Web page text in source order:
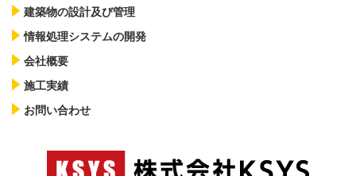
建築物の設計及び管理
情報処理システムの開発
会社概要
施工実績
お問い合わせ